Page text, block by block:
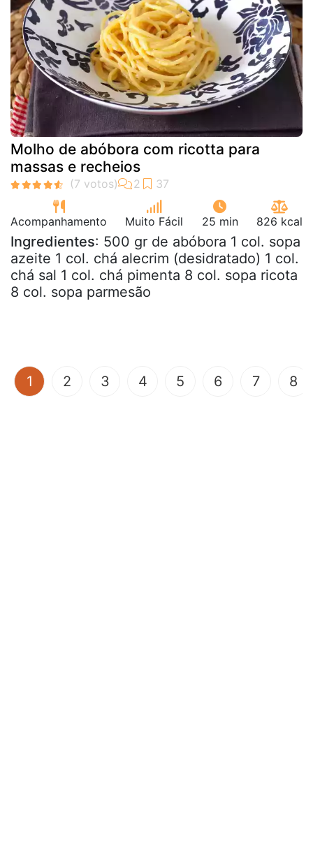
Molho de abóbora com ricotta para
massas e recheios
Acompanhamento Muito Fácil 25 min 826 kcal
Ingredientes: 500 gr de abóbora 1 col. sopa
azeite 1 col. chá alecrim (desidratado) 1 col.
chá sal 1 col. chá pimenta 8 col. sopa ricota
8 col. sopa parmesão
1 (current)
2 3 4 5 6 7 8